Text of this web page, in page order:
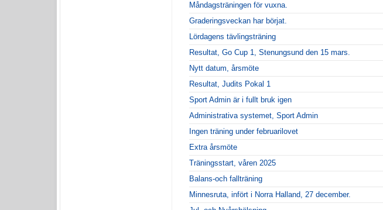
Måndagsträningen för vuxna.
Graderingsveckan har börjat.
Lördagens tävlingsträning
Resultat, Go Cup 1, Stenungsund den 15 mars.
Nytt datum, årsmöte
Resultat, Judits Pokal 1
Sport Admin är i fullt bruk igen
Administrativa systemet, Sport Admin
Ingen träning under februarilovet
Extra årsmöte
Träningsstart, våren 2025
Balans-och fallträning
Minnesruta, infört i Norra Halland, 27 december.